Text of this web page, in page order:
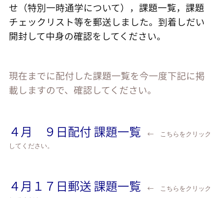
せ（特別一時通学について），課題一覧，課題
チェックリスト等を郵送しました。到着しだい
開封して中身の確認をしてください。
現在までに配付した課題一覧を今一度下記に掲
載しますので、確認してください。
４月 ９日配付 課題一覧 ←
こちらをクリック
してください。
４月１７日郵送 課題一覧 ←
こちらをクリック